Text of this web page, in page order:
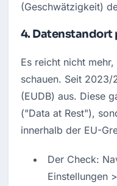
(Geschwätzigkeit)
4. Datenstandort
Es reicht nicht
schauen. Seit
(EUDB) aus. Diese
("Data at Rest"),
innerhalb der EU-
Der Check:
Einstellungen